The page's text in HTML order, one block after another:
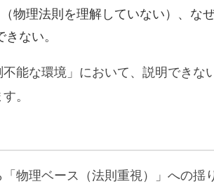
物理法則を理解していない）、な
ない。
能な環境」において、説明できな
。
物理ベース（法則重視）」への揺